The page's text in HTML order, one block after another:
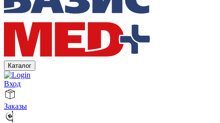
Каталог
Вход
Заказы